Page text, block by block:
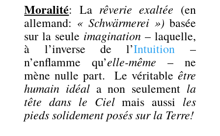
Moralité: La rêverie exaltée (en
allemand: « Schwärmerei ») basée
sur la seule imagination – laquelle,
à l’inverse de l’Intuition –
n’enflamme qu’elle-même – ne
mène nulle part. Le véritable être
humain idéal a non seulement la
tête dans le Cielmais aussi les
pieds solidement posés sur la Terre!